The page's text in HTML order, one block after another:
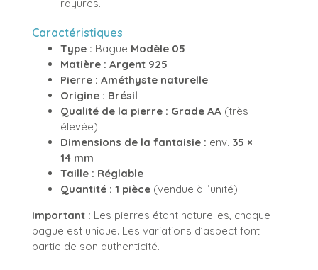
rayures.
Caractéristiques
Type : Bague Modèle 05
Matière : Argent 925
Pierre : Améthyste naturelle
Origine : Brésil
Qualité de la pierre : Grade AA (très
élevée)
Dimensions de la fantaisie : env. 35 ×
14 mm
Taille : Réglable
Quantité : 1 pièce (vendue à l’unité)
Important : Les pierres étant naturelles, chaque
bague est unique. Les variations d’aspect font
partie de son authenticité.